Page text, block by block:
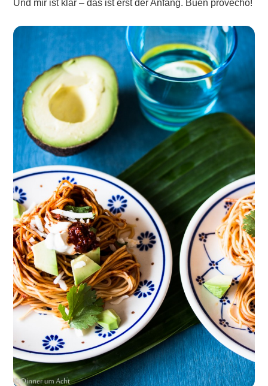
Und mir ist klar – das ist erst der Anfang. Buen provecho!